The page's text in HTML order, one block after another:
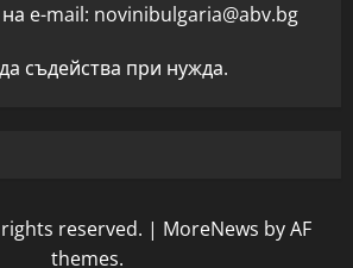
e-mail: novinibulgaria@abv.bg
съдейства при нужда.
reserved. | MoreNews by AF
themes.